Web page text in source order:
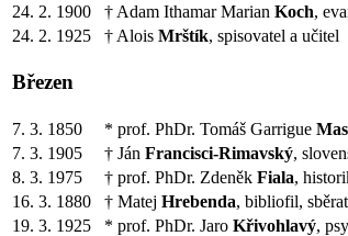
24. 2. 1900
† Adam Ithamar Marian Koch,
24. 2. 1925
† Alois Mrštík, spisovatel a učitel
Březen
7. 3. 1850 * prof. PhDr. Tomáš Garrigue
7. 3. 1905
† Ján Francisci-Rimavský,
8. 3. 1975
† prof. PhDr. Zdeněk Fiala,
16. 3. 1880
† Matej Hrebenda, bibliofil,
19. 3. 1925
* prof. PhDr. Jaro Křivohlavý,